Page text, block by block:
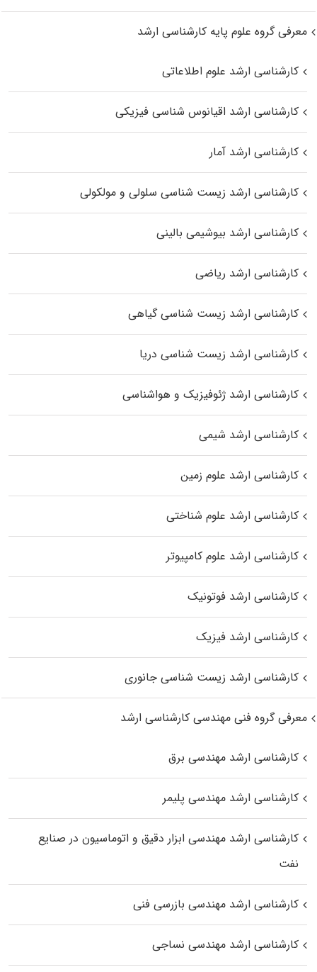
معرفی گروه علوم پایه کارشناسی ارشد
کارشناسی ارشد علوم اطلاعاتی
کارشناسی ارشد اقیانوس‌ شناسی فیزیکی
کارشناسی ارشد آمار
کارشناسی ارشد زیست شناسی سلولی و مولکولی
کارشناسی ارشد بیوشیمی بالینی
کارشناسی ارشد ریاضی
کارشناسی ارشد زیست‌ شناسی گیاهی
کارشناسی ارشد زیست‌ شناسی دریا
کارشناسی ارشد ژئوفیزیک و هواشناسی
کارشناسی ارشد شیمی
کارشناسی ارشد علوم زمین
کارشناسی ارشد علوم شناختی
کارشناسی ارشد علوم کامپیوتر
کارشناسی ارشد فوتونیک
کارشناسی ارشد فیزیک
کارشناسی ارشد زیست‌ شناسی جانوری
معرفی گروه فنی مهندسی کارشناسی ارشد
کارشناسی ارشد مهندسی برق
کارشناسی ارشد مهندسی پلیمر
کارشناسی ارشد مهندسی ابزار دقیق و اتوماسیون در صنایع
نفت
کارشناسی ارشد مهندسی بازرسی فنی
کارشناسی ارشد مهندسی نساجی